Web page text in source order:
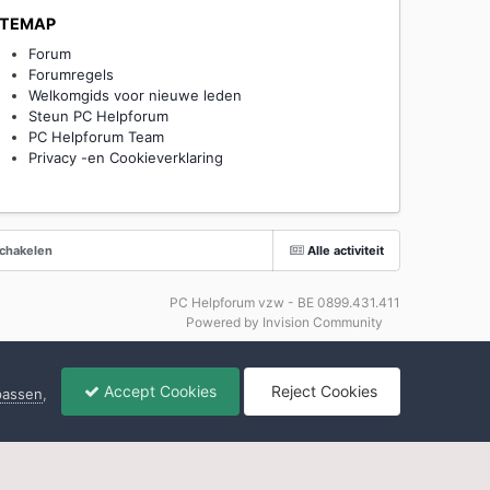
Forum
Forumregels
Welkomgids voor nieuwe leden
Steun PC Helpforum
PC Helpforum Team
Privacy -en Cookieverklaring
Alle activiteit
PC Helpforum vzw - BE 0899.431.411
Powered by Invision Community
, Accept Cookies Reject Cookies